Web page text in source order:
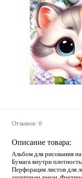
Отзывов: 0
Описание товара:
Альбом для рисования
Бумага внутри
Перфорация листов для